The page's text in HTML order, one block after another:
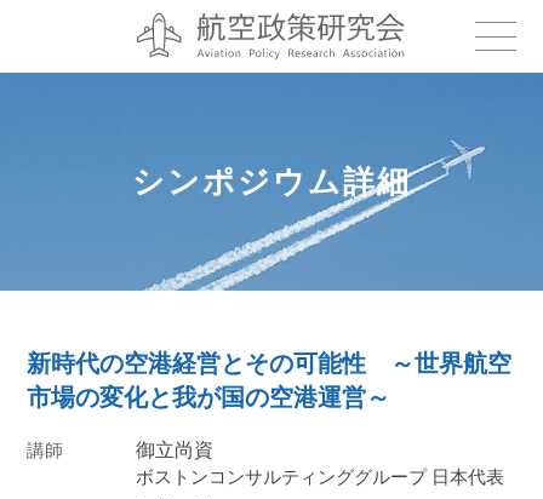
シンポジウム詳細
新時代の空港経営とその可能性 ～世界航空
市場の変化と我が国の空港運営～
講師
御立尚資
ボストンコンサルティンググループ 日本代表